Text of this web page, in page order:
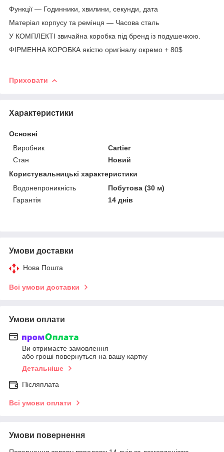
Функції — Годинники, хвилини, секунди, дата
Матеріал корпусу та ремінця — Часова сталь
У КОМПЛЕКТІ звичайна коробка під бренд із подушечкою.
ФІРМЕННА КОРОБКА якістю оригіналу окремо + 80$
Приховати
Характеристики
Основні
Виробник
Cartier
Стан
Новий
Користувальницькі характеристики
Водонепроникність
Побутова (30 м)
Гарантія
14 днів
Умови доставки
Нова Пошта
Всі умови доставки
Умови оплати
Ви отримаєте замовлення
або гроші повернуться на вашу картку
Детальніше
Післяплата
Всі умови оплати
Умови повернення